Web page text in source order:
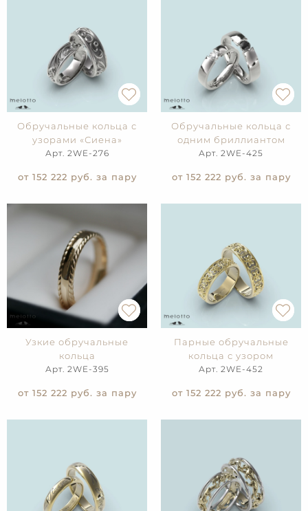
Обручальные кольца с
узорами «Сиена»
Арт. 2WE-276
от 152 222 руб. за пару
Обручальные кольца с
одним бриллиантом
Арт. 2WE-425
от 152 222 руб. за пару
Узкие обручальные
кольца
Арт. 2WE-395
от 152 222 руб. за пару
Парные обручальные
кольца с узором
Арт. 2WE-452
от 152 222 руб. за пару